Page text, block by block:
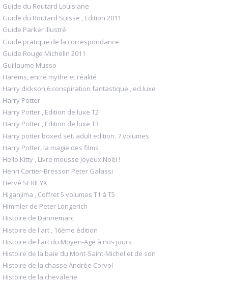
Guide du Routard Louisiane
Guide du Routard Suisse , Edition 2011
Guide Parker illustré
Guide pratique de la correspondance
Guide Rouge Michelin 2011
Guillaume Musso
Harems, entre mythe et réalité
Harry dickson,6:conspiration fantastique , ed.luxe
Harry Potter
Harry Potter , Edition de luxe T2
Harry Potter , Edition de luxe T3
Harry potter boxed set. adult edition. 7 volumes
Harry Potter, la magie des films
Hello Kitty , Livre mousse Joyeux Noël !
Henri Cartier-Bresson Peter Galassi
Hervé SERIEYX
Higanjima , Coffret 5 volumes T1 à T5
Himmler de Peter Longerich
Histoire de Dannemarc
Histoire de l'art , 16ème édition
Histoire de l'art du Moyen-Age à nos jours
Histoire de la baie du Mont-Saint-Michel et de son
Histoire de la chasse Andrée Corvol
Histoire de la chevalerie